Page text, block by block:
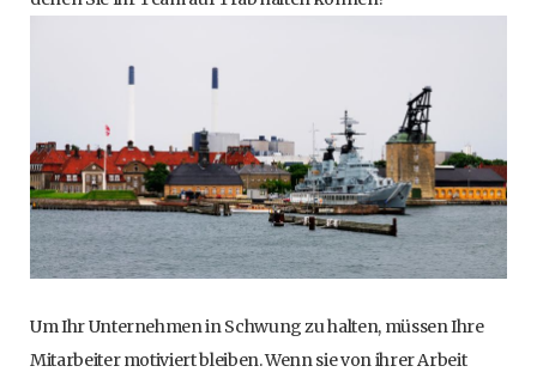
Um Ihr Unternehmen in Schwung zu halten, müssen Ihre
Mitarbeiter motiviert bleiben. Wenn sie von ihrer Arbeit